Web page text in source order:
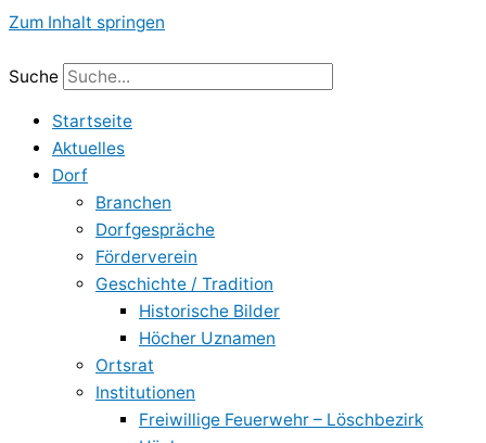
Zum Inhalt springen
Suche
Startseite
Aktuelles
Dorf
Branchen
Dorfgespräche
Förderverein
Geschichte / Tradition
Historische Bilder
Höcher Uznamen
Ortsrat
Institutionen
Freiwillige Feuerwehr – Löschbezirk